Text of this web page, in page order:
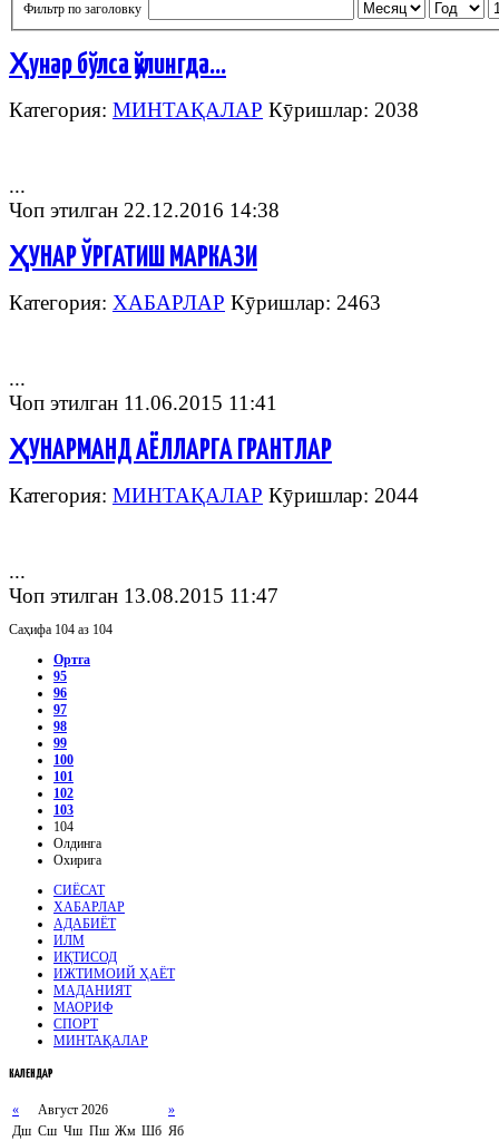
Фильтр по заголовку
Ҳунар бўлса қўлингда…
Категория: МИНТАҚАЛАР Кӯришлар: 2038
...
Чоп этилган 22.12.2016 14:38
ҲУНАР ЎРГАТИШ МАРКАЗИ
Категория: ХАБАРЛАР Кӯришлар: 2463
...
Чоп этилган 11.06.2015 11:41
ҲУНАРМАНД АЁЛЛАРГА ГРАНТЛАР
Категория: МИНТАҚАЛАР Кӯришлар: 2044
...
Чоп этилган 13.08.2015 11:47
Саҳифа 104 аз 104
Ортга
95
96
97
98
99
100
101
102
103
104
Олдинга
Охирига
СИЁСАТ
ХАБАРЛАР
АДАБИЁТ
ИЛМ
ИҚТИСОД
ИЖТИМОИЙ ҲАЁТ
МАДАНИЯТ
МАОРИФ
СПОРТ
МИНТАҚАЛАР
КАЛЕНДАР
« Август 2026
»
Дш Сш Чш Пш Жм Шб Яб